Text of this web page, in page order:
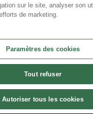
Plan du site
Liens utiles
•
•
FAQ
•
Paramètres des cookies
sur le site, analyser son
de marketing.
Paramètres des cookies
Tout refuser
Autoriser tous les cookies